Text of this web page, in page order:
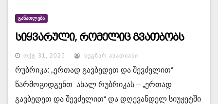
ᲒᲐᲜᲐᲗᲚᲔᲑᲐ
სიყვარული, რომელიც გვათბობს
ᲝᲥᲢ 31, 2025 ᲜᲣᲒᲖᲐᲠ ᲐᲡᲐᲗᲘᲐᲜᲘ
რუბრიკა: „ერთად გავბედეთ და შევძელით“
წარმოგიდგენთ ახალ რუბრიკას – „ერთად
გავბედეთ და შევძელით“ და დღევანდელ სიუჟეტში